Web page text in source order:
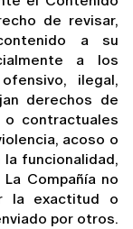
de revisar,
a su
a los
ilegal,
derechos de
o contractuales
acoso o
funcionalidad,
Compañía no
la exactitud o
por otros.